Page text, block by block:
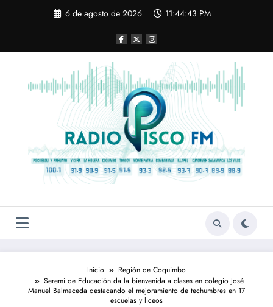
6 de agosto de 2026 11:44:44 PM
Inicio
Región de Coquimbo
Seremi de Educación da la bienvenida a clases en colegio José
Manuel Balmaceda destacando el mejoramiento de techumbres en 17
escuelas y liceos